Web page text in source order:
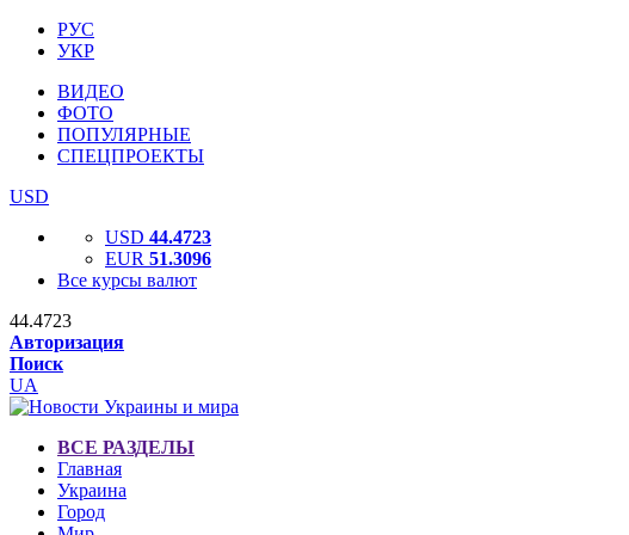
РУС
УКР
ВИДЕО
ФОТО
ПОПУЛЯРНЫЕ
СПЕЦПРОЕКТЫ
USD
USD 44.4723
EUR 51.3096
Все курсы валют
44.4723
Авторизация
Поиск
UA
ВСЕ РАЗДЕЛЫ
Главная
Украина
Город